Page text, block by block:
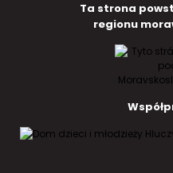
Ta strona
regionu